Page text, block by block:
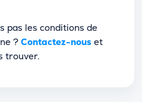
pas les conditions de
? Contactez-nous et
trouver.